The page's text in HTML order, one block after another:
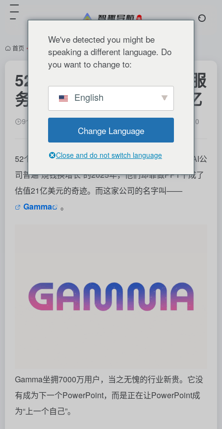
首页 • 商业
52个人用AI做PPT的平台服
务7000万客户，年赚7个亿
9个月前更新 1,101 0
52个人，一款AI PPT工具，年入上亿美元。在硅谷AI公
司普遍“烧钱换增长”的2025年，他们却靠做PPT干成了
估值21亿美元的奇迹。而这家公司的名字叫——
Gamma
。
Gamma坐拥7000万用户，当之无愧的行业新贵。它没
有成为下一个PowerPoint，而是正在让PowerPoint成
为“上一个自己”。
We've detected you might be
speaking a different language. Do
you want to change to:
English
Change Language
Close and do not switch language